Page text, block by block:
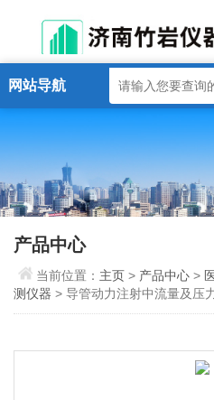
网站导航
产品中心
当前位置： 主页> 产品中心 >
测仪器 > 导管动力注射中流量及压